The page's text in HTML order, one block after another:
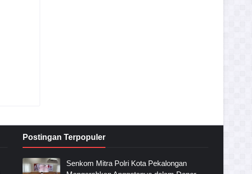
Postingan Terpopuler
Senkom Mitra Polri Kota Pekalongan